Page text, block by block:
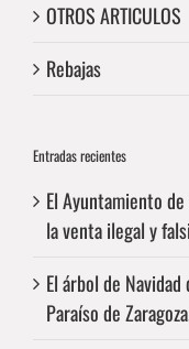
OTROS ARTICULOS
Rebajas
Entradas recientes
El Ayuntamiento
la venta ilegal y
El árbol de
Paraíso de